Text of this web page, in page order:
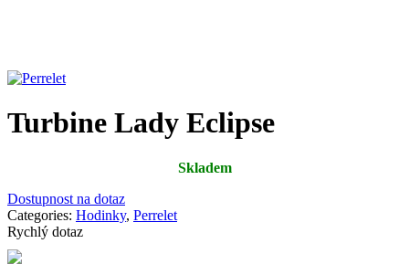
Turbine Lady Eclipse
Skladem
Dostupnost na dotaz
Categories: Hodinky, Perrelet
Rychlý dotaz